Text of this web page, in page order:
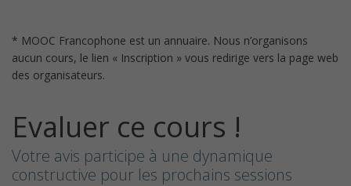
* MOOC Francophone est un annuaire. Nous n’organisons
aucun cours, le lien « Inscription » vous redirige vers la page web
des organisateurs.
Evaluer ce cours !
Votre avis participe à une dynamique
constructive pour les prochains sessions